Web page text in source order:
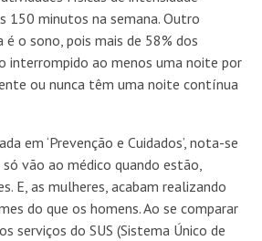
150 minutos na semana. Outro
é o sono, pois mais de 58% dos
interrompido ao menos uma noite por
ou nunca têm uma noite contínua
em ‘Prevenção e Cuidados’, nota-se
só vão ao médico quando estão,
E, as mulheres, acabam realizando
do que os homens. Ao se comparar
serviços do SUS (Sistema Único de